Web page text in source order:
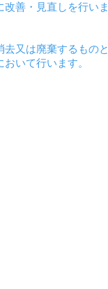
善・見直しを行いま
又は廃棄するもの
いて行います。